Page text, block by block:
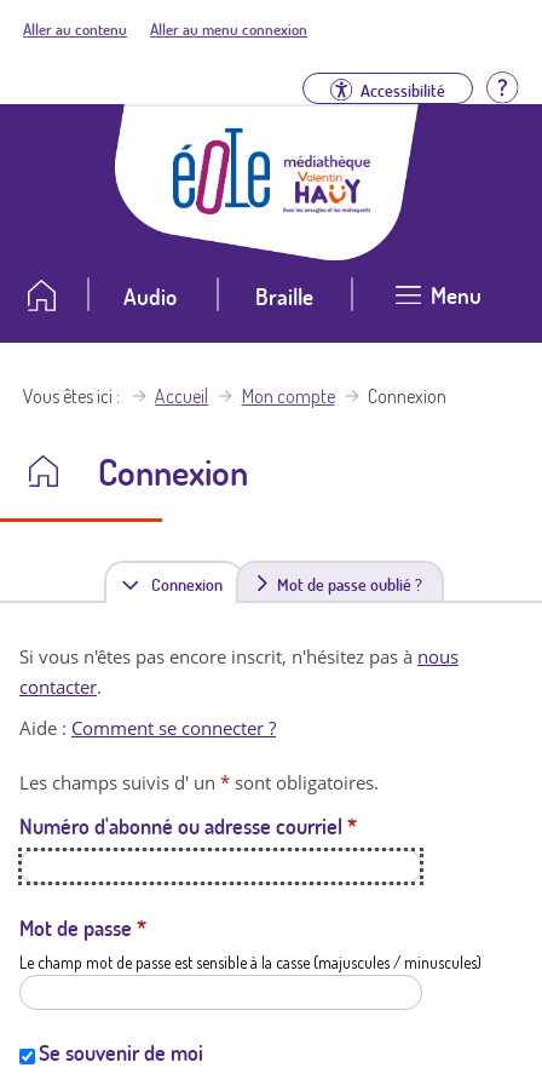
Aller au contenu Aller au menu connexion
Accessibilité
Audio Braille Menu
Vous êtes ici Accueil Mon compte Connexion
Connexion
Connexion(
n
t
a
t
i
Mot de passe oublié ?
Si vous n'êtes pas encore inscrit, n'hésitez pas à nous
contacter.
Aide : Comment se connecter ?
Les champs suivis d' un * sont obligatoires.
Numéro d'abonné ou adresse courriel *
Mot de passe *
Le champ mot de passe est sensible à la casse (majuscules / minuscules)
Se souvenir de moi